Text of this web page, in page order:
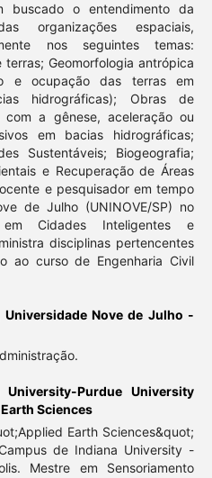
buscado o entendimento da
organizações espaciais,
nos seguintes temas:
Geomorfologia antrópica
e ocupação das terras em
hidrográficas); Obras de
com a gênese, aceleração ou
em bacias hidrográficas;
Sustentáveis; Biogeografia;
e Recuperação de Áreas
e pesquisador em tempo
de Julho (UNINOVE/SP) no
Cidades Inteligentes e
disciplinas pertencentes
ao curso de Engenharia Civil
Universidade Nove de Julho -
University-Purdue University
Sciences
Earth Sciences&quot;
de Indiana University -
Mestre em Sensoriamento